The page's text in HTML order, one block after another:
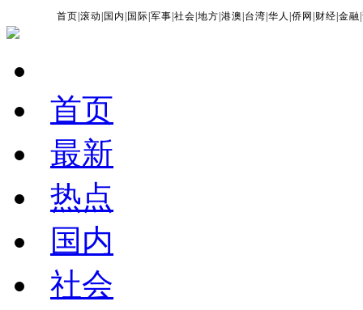
首页 |滚动 国内 国际 |军事 |社会 |地方 |港澳 台湾 |华人 |侨网 财经 |金融 |
首页
最新
热点
国内
社会